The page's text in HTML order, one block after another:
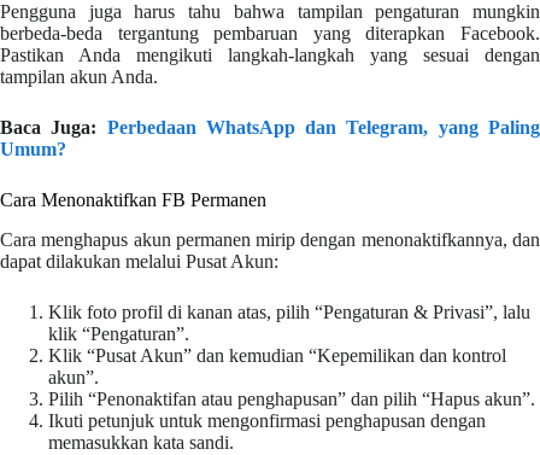
Pengguna juga harus tahu bahwa tampilan pengaturan mungkin
berbeda-beda tergantung pembaruan yang diterapkan Facebook.
Pastikan Anda mengikuti langkah-langkah yang sesuai dengan
tampilan akun Anda.
Baca Juga: Perbedaan WhatsApp dan Telegram, yang Paling
Umum?
Cara Menonaktifkan FB Permanen
Cara menghapus akun permanen mirip dengan menonaktifkannya, dan
dapat dilakukan melalui Pusat Akun:
Klik foto profil di kanan atas, pilih “Pengaturan & Privasi”, lalu
klik “Pengaturan”.
Klik “Pusat Akun” dan kemudian “Kepemilikan dan kontrol
akun”.
Pilih “Penonaktifan atau penghapusan” dan pilih “Hapus akun”.
Ikuti petunjuk untuk mengonfirmasi penghapusan dengan
memasukkan kata sandi.